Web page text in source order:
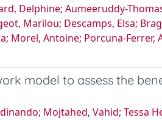
Delphine; Aumeeruddy-
Marilou; Descamps, Elsa;
Morel, Antoine; Porcuna-Ferrer,
model to assess the
Mojtahed, Vahid; Tessa